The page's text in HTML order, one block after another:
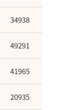
34938
49291
41965
20935